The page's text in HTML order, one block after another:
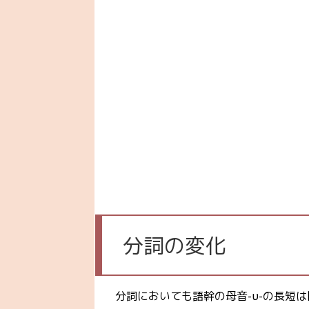
分詞の変化
分詞においても語幹の母音-υ-の長短は